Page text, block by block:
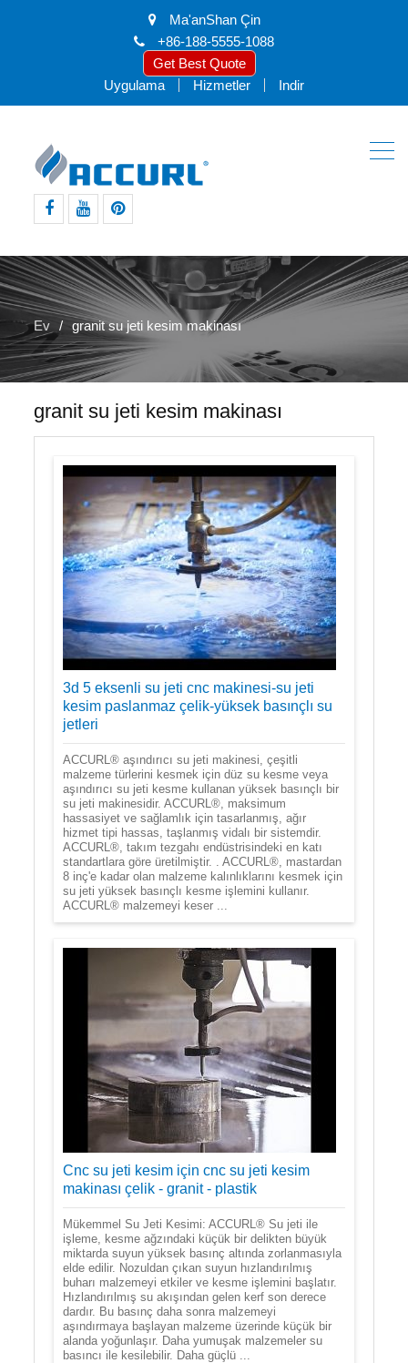
Ma'anShan Çin
+86-188-5555-1088
Get Best Quote
Uygulama
Hizmetler Indir
Ev granit su jeti kesim makinası
granit su jeti kesim makinası
3d 5 eksenli su jeti cnc makinesi-su jeti
kesim paslanmaz çelik-yüksek basınçlı su
jetleri
ACCURL® aşındırıcı su jeti makinesi, çeşitli
malzeme türlerini kesmek için düz su kesme veya
aşındırıcı su jeti kesme kullanan yüksek basınçlı bir
su jeti makinesidir. ACCURL®, maksimum
hassasiyet ve sağlamlık için tasarlanmış, ağır
hizmet tipi hassas, taşlanmış vidalı bir sistemdir.
ACCURL®, takım tezgahı endüstrisindeki en katı
standartlara göre üretilmiştir. . ACCURL®, mastardan
8 inç'e kadar olan malzeme kalınlıklarını kesmek için
su jeti yüksek basınçlı kesme işlemini kullanır.
ACCURL® malzemeyi keser ...
Cnc su jeti kesim için cnc su jeti kesim
makinası çelik - granit - plastik
Mükemmel Su Jeti Kesimi: ACCURL® Su jeti ile
işleme, kesme ağzındaki küçük bir delikten büyük
miktarda suyun yüksek basınç altında zorlanmasıyla
elde edilir. Nozuldan çıkan suyun hızlandırılmış
buharı malzemeyi etkiler ve kesme işlemini başlatır.
Hızlandırılmış su akışından gelen kerf son derece
dardır. Bu basınç daha sonra malzemeyi
aşındırmaya başlayan malzeme üzerinde küçük bir
alanda yoğunlaşır. Daha yumuşak malzemeler su
basıncı ile kesilebilir. Daha güçlü ...